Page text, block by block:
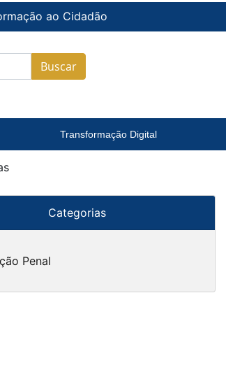
ao Cidadão
Buscar
Transformação Digital
Categorias
Penal